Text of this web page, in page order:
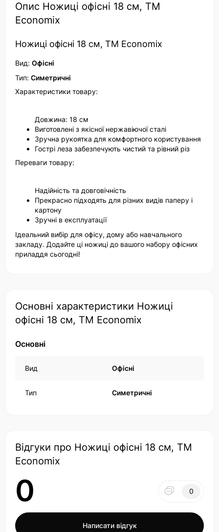
Опис Ножиці офісні 18 см, ТМ
Economix
Ножиці офісні 18 см, ТМ Economix
Вид: Офісні
Тип: Симетричні
Характеристики товару:
Довжина: 18 см
Виготовлені з якісної нержавіючої сталі
Зручна рукоятка для комфортного користування
Гострі леза забезпечують чистий та рівний різ
Переваги товару:
Надійність та довговічність
Прекрасно підходять для різних видів паперу і
картону
Зручні в експлуатації
Ідеальний вибір для офісу, дому або навчального
закладу. Додайте ці ножиці до вашого набору офісних
приладдя сьогодні!
Основні характеристики Ножиці
офісні 18 см, ТМ Economix
Основні
Вид Офісні
Тип Симетричні
Відгуки про Ножиці офісні 18 см, ТМ
Economix
0 0
Написати відгук